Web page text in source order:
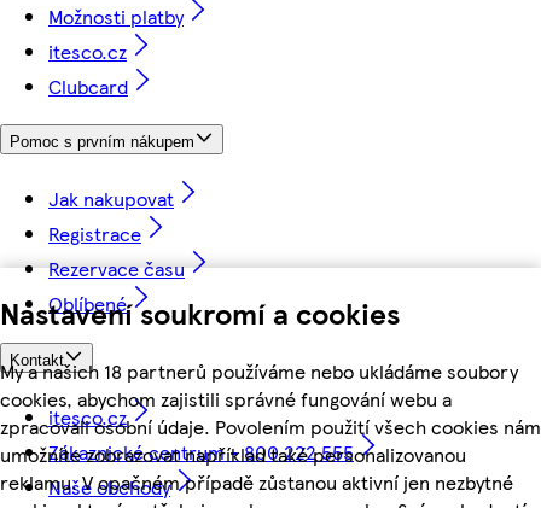
Nastavení soukromí a cookies
My a našich 18 partnerů používáme nebo ukládáme soubory
cookies, abychom zajistili správné fungování webu a
zpracovali osobní údaje. Povolením použití všech cookies nám
umožníte zobrazovat například také personalizovanou
reklamu. V opačném případě zůstanou aktivní jen nezbytné
Možnosti platby
itesco.cz
Clubcard
Pomoc s prvním nákupem
Jak nakupovat
Registrace
Rezervace času
Oblíbené
Kontakt
itesco.cz
Zákaznické centrum - 800 222 555
Naše obchody